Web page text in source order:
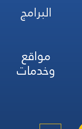
البرامج
مواقع
وخدمات